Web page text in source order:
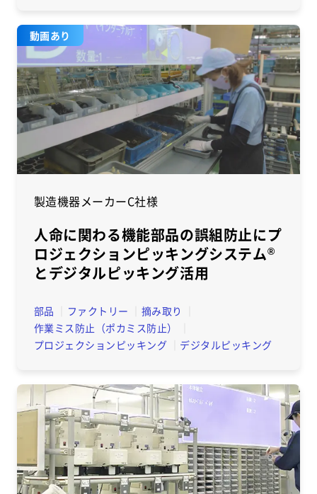
動画あり
製造機器メーカーC社様
人命に関わる機能部品の誤組防止にプ
ロジェクションピッキングシステム®
とデジタルピッキング活用
部品 ファクトリー
摘み取り
作業ミス防止（ポカミス防止）
プロジェクションピッキング
デジタルピッキング